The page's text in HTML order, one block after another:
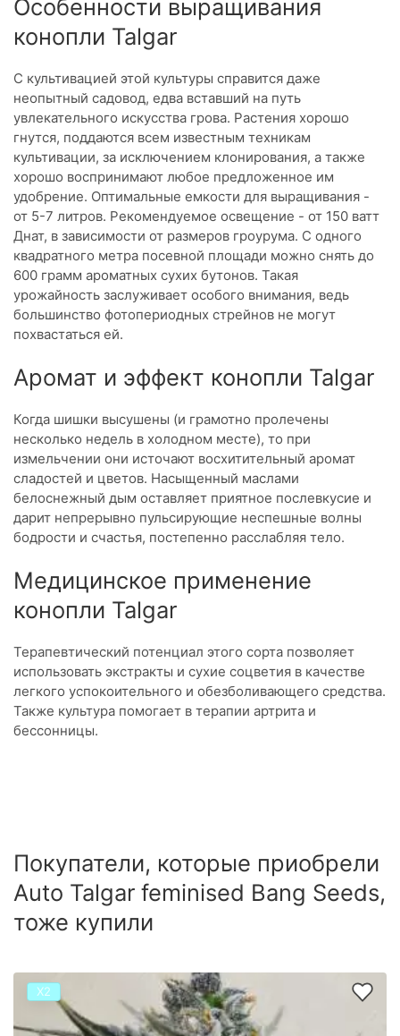
Особенности выращивания
конопли Talgar
С культивацией этой культуры справится даже
неопытный садовод, едва вставший на путь
увлекательного искусства грова. Растения хорошо
гнутся, поддаются всем известным техникам
культивации, за исключением клонирования, а также
хорошо воспринимают любое предложенное им
удобрение. Оптимальные емкости для выращивания -
от 5-7 литров. Рекомендуемое освещение - от 150 ватт
Днат, в зависимости от размеров гроурума. С одного
квадратного метра посевной площади можно снять до
600 грамм ароматных сухих бутонов. Такая
урожайность заслуживает особого внимания, ведь
большинство фотопериодных стрейнов не могут
похвастаться ей.
Аромат и эффект конопли Talgar
Когда шишки высушены (и грамотно пролечены
несколько недель в холодном месте), то при
измельчении они источают восхитительный аромат
сладостей и цветов. Насыщенный маслами
белоснежный дым оставляет приятное послевкусие и
дарит непрерывно пульсирующие неспешные волны
бодрости и счастья, постепенно расслабляя тело.
Медицинское применение
конопли Talgar
Терапевтический потенциал этого сорта позволяет
использовать экстракты и сухие соцветия в качестве
легкого успокоительного и обезболивающего средства.
Также культура помогает в терапии артрита и
бессонницы.
Покупатели, которые приобрели
Auto Talgar feminised Bang Seeds,
тоже купили
Х2